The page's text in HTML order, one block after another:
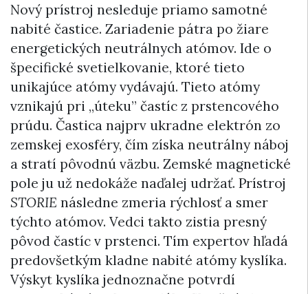
Nový prístroj nesleduje priamo samotné
nabité častice. Zariadenie pátra po žiare
energetických neutrálnych atómov. Ide o
špecifické svetielkovanie, ktoré tieto
unikajúce atómy vydávajú. Tieto atómy
vznikajú pri „úteku” častíc z prstencového
prúdu. Častica najprv ukradne elektrón zo
zemskej exosféry, čím získa neutrálny náboj
a stratí pôvodnú väzbu. Zemské magnetické
pole ju už nedokáže naďalej udržať. Prístroj
STORIE následne zmeria rýchlosť a smer
týchto atómov. Vedci takto zistia presný
pôvod častíc v prstenci. Tím expertov hľadá
predovšetkým kladne nabité atómy kyslíka.
Výskyt kyslíka jednoznačne potvrdí